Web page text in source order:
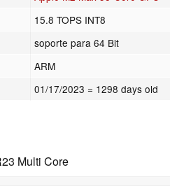
15.8 TOPS INT8
soporte para 64 Bit
ARM
01/17/2023 = 1298 days old
Multi Core